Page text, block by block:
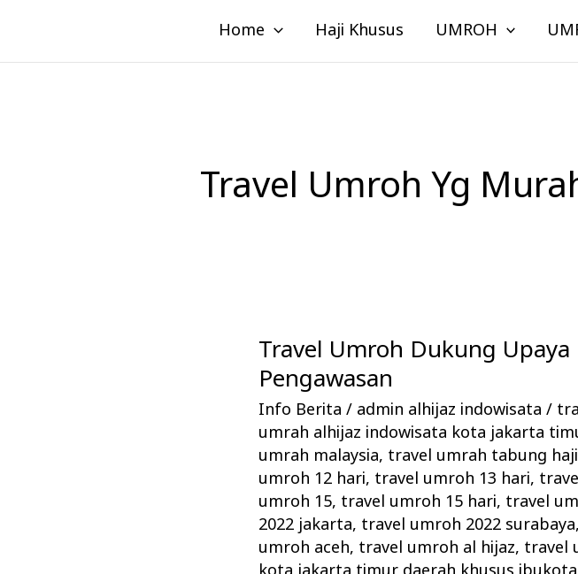
konten
Home Haji Khusus UMROH
Travel Umroh Yg
Travel Umroh Dukung
Pengawasan
Info Berita / admin alhijaz indowisata/
umrah alhijaz indowisata kota jakarta
umrah malaysia, travel umrah tabung haji
umroh 12 hari, travel umroh 13 hari,
umroh 15, travel umroh 15 hari, travel
2022 jakarta, travel umroh 2022 surabaya,
umroh aceh, travel umroh al hijaz, travel
Travel
Umroh
Dukung
Upaya
Kemenag
Memperketat
Pengawasan